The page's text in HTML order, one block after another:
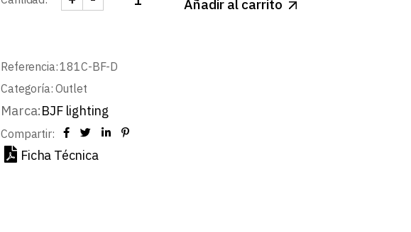
DOWNLIGHT LED GRIS CUADRADO REGULABLE 18W
Añadir al carrito
Referencia:181C-BF-D
Categoría: Outlet
Marca:BJF lighting
Compartir:
Ficha Técnica